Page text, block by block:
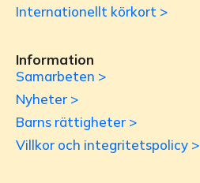
Internationellt körkort >
Information
Samarbeten >
Nyheter >
Barns rättigheter >
Villkor och integritetspolicy >